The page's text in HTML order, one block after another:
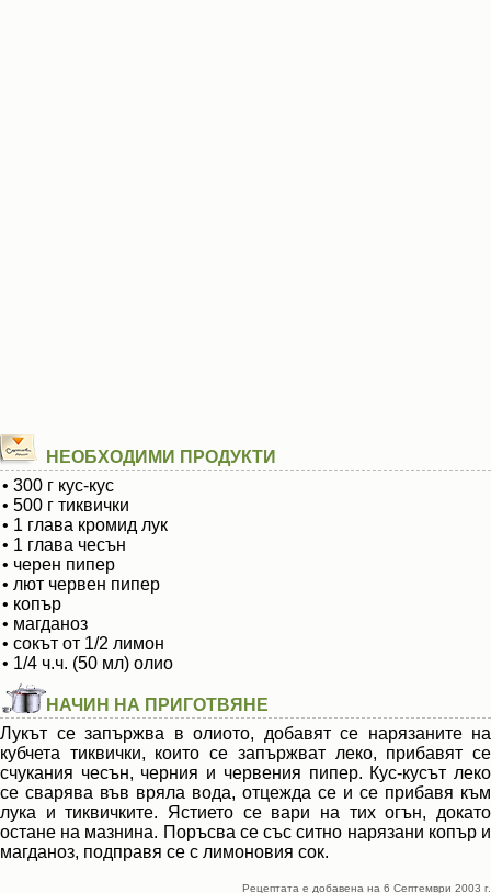
НЕОБХОДИМИ ПРОДУКТИ
• 300 г кус-кус
• 500 г тиквички
• 1 глава кромид лук
• 1 глава чесън
• черен пипер
• лют червен пипер
• копър
• магданоз
• сокът от 1/2 лимон
• 1/4 ч.ч. (50 мл) олио
НАЧИН НА ПРИГОТВЯНЕ
Лукът се запържва в олиото, добавят се нарязаните на
кубчета тиквички, които се запържват леко, прибавят се
счукания чесън, черния и червения пипер. Кус-кусът леко
се сварява във вряла вода, отцежда се и се прибавя към
лука и тиквичките. Ястието се вари на тих огън, докато
остане на мазнина. Поръсва се със ситно нарязани копър и
магданоз, подправя се с лимоновия сок.
Рецептата е добавена на 6 Септември 2003 г.